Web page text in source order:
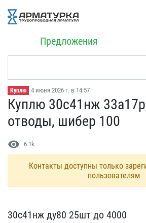
Предложения
Куплю 4 июня 2026 г. в 14:57
Куплю 30с41нж
отводы, шибер 100
visibility 6.1k
Контакты доступны только
пользователям
30с41нж ду80 25шт до 400​0